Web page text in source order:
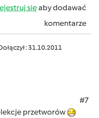
sięaby dodawać
komentarze
: 31.10.2011
#7
przetworów